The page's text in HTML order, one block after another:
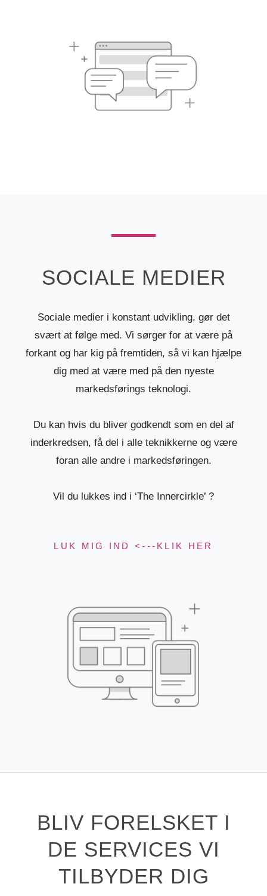
SOCIALE MEDIER
Sociale medier i konstant udvikling, gør det
svært at følge med. Vi sørger for at være på
forkant og har kig på fremtiden, så vi kan hjælpe
dig med at være med på den nyeste
markedsførings teknologi.
Du kan hvis du bliver godkendt som en del af
inderkredsen, få del i alle teknikkerne og være
foran alle andre i markedsføringen.
Vil du lukkes ind i ‘The Innercirkle’ ?
LUK MIG IND <---KLIK HER
BLIV FORELSKET I
DE SERVICES VI
TILBYDER DIG